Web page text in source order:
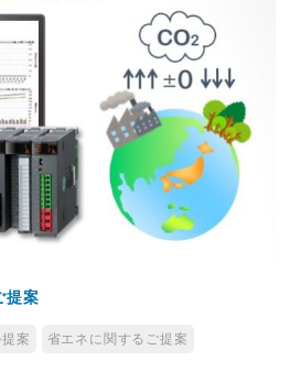
提案
案 省エネに関するご提案